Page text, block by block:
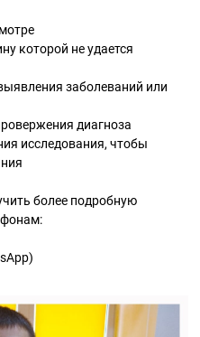
которой не удается
заболеваний или
диагноза
исследования, чтобы
более подробную